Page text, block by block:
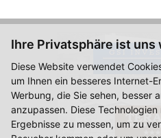
Ihre Privatsphäre ist uns
Diese Website verwendet
um Ihnen ein besseres Internet-
Werbung, die Sie sehen, besser
anzupassen. Diese
Ergebnisse zu messen, um zu